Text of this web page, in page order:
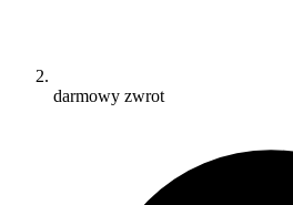
darmowy zwrot